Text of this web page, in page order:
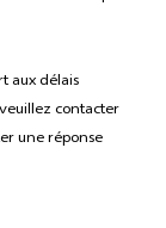
aux délais
contacter
une réponse